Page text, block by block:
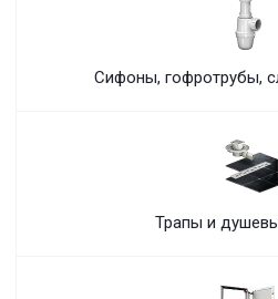
Сифоны, гофротрубы,
Трапы и